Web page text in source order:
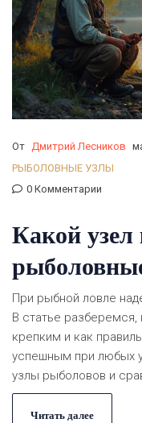
От Дмитрий Лесников
РЫБОЛОВНЫЕ УЗЛЫ
0 Комментарии
Какой узел
При рыбной ловле
В статье
крепким и как
успешным при любых
узлы рыболовов и
полезные советы и
сделать вашу
Читать далее